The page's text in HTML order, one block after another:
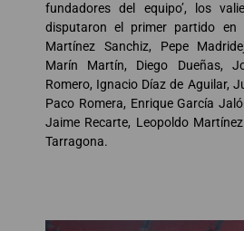
fundadores del equipo’, los
disputaron el primer partido en
Martínez Sanchiz, Pepe
Marín Martín, Diego Dueñas,
Romero, Ignacio Díaz de Aguilar,
Paco Romera, Enrique García
Jaime Recarte, Leopoldo
Tarragona.